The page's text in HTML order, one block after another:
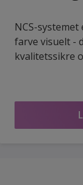
NCS-
farve visuelt -
kvalitetssikre